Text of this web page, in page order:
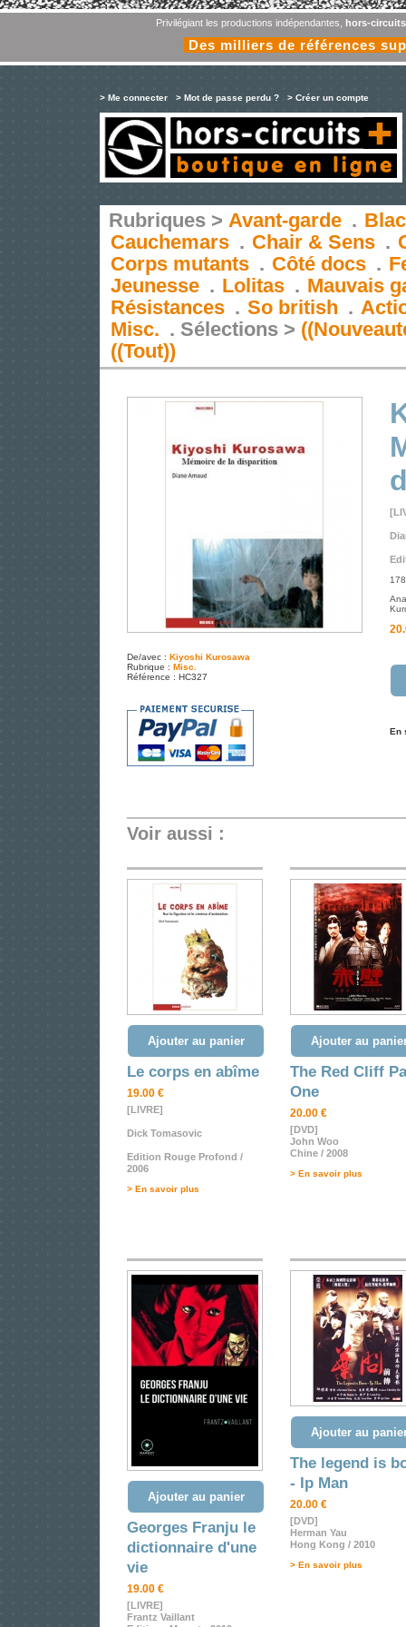
Privilégiant les productions indépendantes, hors-
Des milliers de références
> Me connecter > Mot de passe perdu ? > Créer un compte
Rubriques > Avant-garde .
Cauchemars . Chair & Sens .
Corps mutants . Côté docs .
Jeunesse . Lolitas . Mauvais
Résistances . So british .
Misc. . Sélections >
((Tout))
De/avec : Kiyoshi Kurosawa
Rubrique : Misc.
Référence : HC327
En
Voir aussi :
Ajouter au panier
Le corps en abîme
19.00 €
[LIVRE]
Dick Tomasovic
Edition Rouge Profond /
2006
> En savoir plus
Ajouter au
The Red Cliff
One
20.00 €
[DVD]
John Woo
Chine / 2008
> En savoir plus
Ajouter au panier
Georges Franju le
dictionnaire d'une
vie
19.00 €
[LIVRE]
Frantz Vaillant
Ajouter au
The legend is
- Ip Man
20.00 €
[DVD]
Herman Yau
Hong Kong / 2010
> En savoir plus